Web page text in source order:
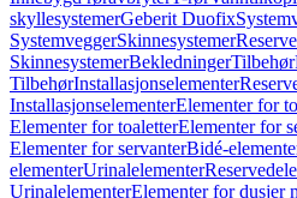
skyllesystemerGeberit Duofix
SystemveggerSkinnesystemer
SkinnesystemerBekledningerTilbehør
TilbehørInstallasjonselementer
InstallasjonselementerElementer for
Elementer for toaletterElementer for
Elementer for servanterBidé-
elementerUrinalelementer
UrinalelementerElementer for dusjer